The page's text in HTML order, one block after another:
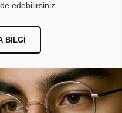
edebilirsiniz.
BILGI